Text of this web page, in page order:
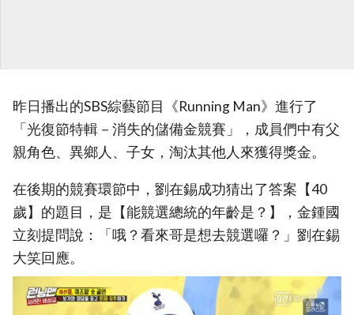
昨日播出的SBS綜藝節目《Running Man》進行了
「光復節特輯－消失的儲備金競賽」，成員們中有父
親角色、異鄉人、子女，淘汰其他人來獲得獎金。
在後期的競賽環節中，劉在錫成功猜出了答案【40
歲】的題目，是【能競選總統的年齡是？】，金鍾國
立刻提問說：「哦？看來哥是想去競選囉？」劉在錫
大笑回應。